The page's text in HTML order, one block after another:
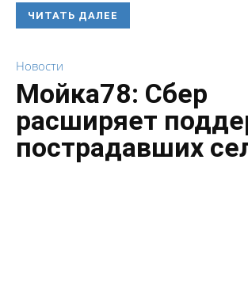
ЧИТАТЬ ДАЛЕЕ
Новости
Мойка78: Сбер
расширяет
пострадавших